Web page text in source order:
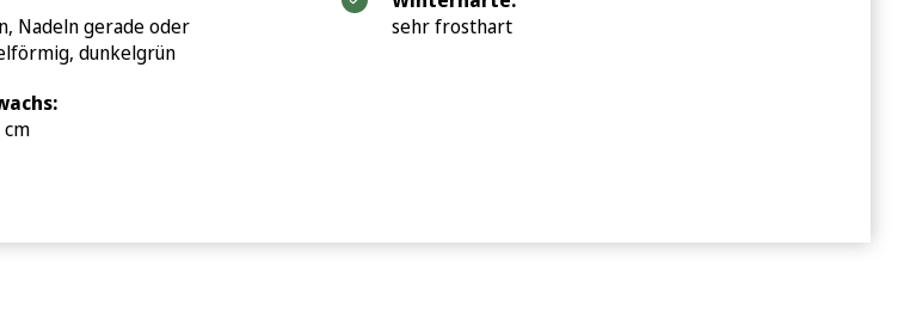
Nadeln gerade oder
dunkelgrün
cm
sehr frosthart